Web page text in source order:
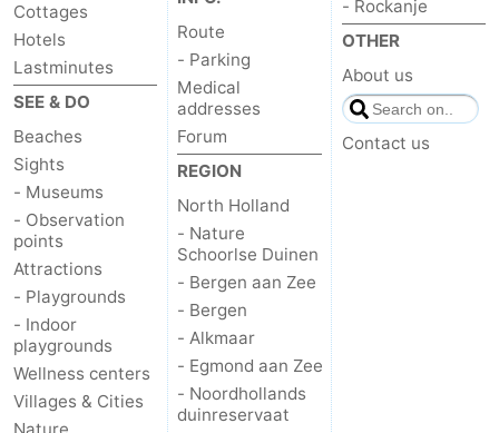
Cottages
Hotels
Lastminutes
SEE & DO
Beaches
Sights
- Museums
- Observation
points
Attractions
- Playgrounds
- Indoor
playgrounds
Wellness centers
Villages & Cities
Nature
Route
- Parking
Medical
addresses
Forum
REGION
North Holland
- Nature
Schoorlse Duinen
- Bergen aan Zee
- Bergen
- Alkmaar
- Egmond aan Zee
- Noordhollands
duinreservaat
- Rockanje
OTHER
About us
Contact us